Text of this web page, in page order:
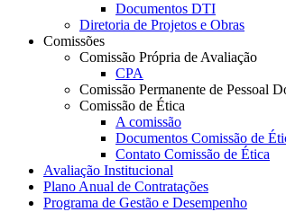
Documentos DTI
Diretoria de Projetos e Obras
Comissões
Comissão Própria de Avaliação
CPA
Comissão Permanente de Pessoal
Comissão de Ética
A comissão
Documentos Comissão de
Contato Comissão de Ética
Avaliação Institucional
Plano Anual de Contratações
Programa de Gestão e Desempenho